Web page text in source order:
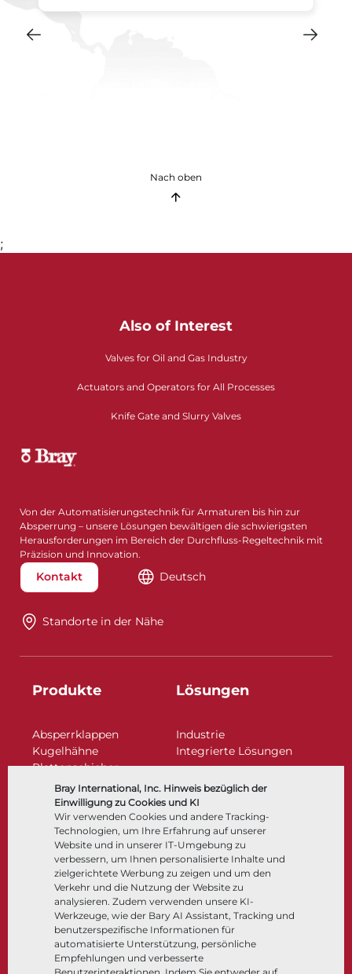
Bray International, Inc. Hinweis bezüglich der
Einwilligung zu Cookies und KI
Wir verwenden Cookies und andere Tracking-
Technologien, um Ihre Erfahrung auf unserer
Website und in unserer IT-Umgebung zu
verbessern, um Ihnen personalisierte Inhalte und
zielgerichtete Werbung zu zeigen und um den
Verkehr und die Nutzung der Website zu
analysieren. Zudem verwenden unsere KI-
Werkzeuge, wie der Bary AI Assistant, Tracking und
benutzerspezifische Informationen für
automatisierte Unterstützung, persönliche
Empfehlungen und verbesserte
Nach oben
;
Also of Interest
Valves for Oil and Gas Industry
Actuators and Operators for All Processes
Knife Gate and Slurry Valves
Von der Automatisierungstechnik für Armaturen bis hin zur
Absperrung – unsere Lösungen bewältigen die schwierigsten
Herausforderungen im Bereich der Durchfluss-Regeltechnik mit
Präzision und Innovation.
Kontakt Deutsch
Standorte in der Nähe​​​​​​​
Produkte
Absperrklappen
Kugelhähne
Plattenschieber
Regelarmaturen
Rückschlagklappen
Antriebe | Betätigungen
Steuer- und Regeltechnik
Tieftemperatur​​​​​​​
Lösungen
Industrie
Integrierte Lösungen
Unternehmen
Über
Standorte
Lieferantenmanagement
Nachhaltigkeit
Dokumentation
Dokumente
Wissenszentrum
Software
Werkstoffauswahl